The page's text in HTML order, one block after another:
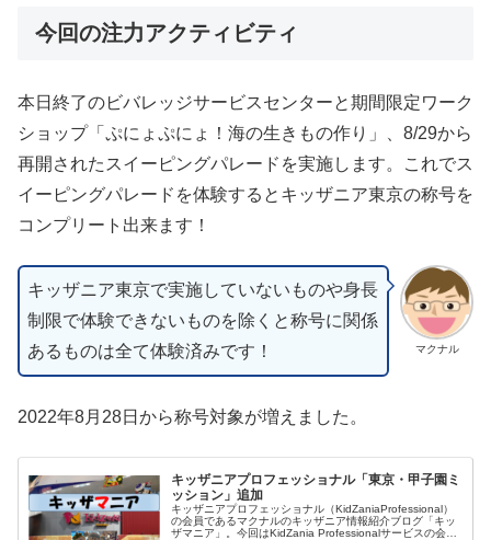
今回の注力アクティビティ
本日終了のビバレッジサービスセンターと期間限定ワーク
ショップ「ぷにょぷにょ！海の生きもの作り」、8/29から
再開されたスイーピングパレードを実施します。これでス
イーピングパレードを体験するとキッザニア東京の称号を
コンプリート出来ます！
マクナル
キッザニア東京で実施していないものや身長
制限で体験できないものを除くと称号に関係
あるものは全て体験済みです！
2022年8月28日から称号対象が増えました。
キッザニアプロフェッショナル「東京・甲子園ミ
ッション」追加
キッザニアプロフェッショナル（KidZaniaProfessional）
の会員であるマクナルのキッザニア情報紹介ブログ「キッ
ザマニア」。今回はKidZania Professionalサービスの会員